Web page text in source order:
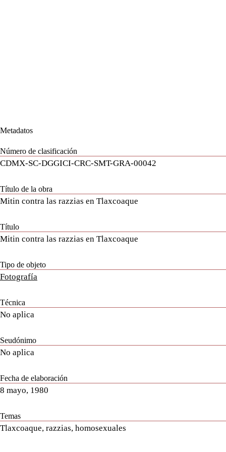
Metadatos
Número de clasificación
CDMX-SC-DGGICI-CRC-SMT-GRA-00042
Título de la obra
Mitin contra las razzias en Tlaxcoaque
Título
Mitin contra las razzias en Tlaxcoaque
Tipo de objeto
Fotografía
Técnica
No aplica
Seudónimo
No aplica
Fecha de elaboración
8 mayo, 1980
Temas
Tlaxcoaque, razzias, homosexuales